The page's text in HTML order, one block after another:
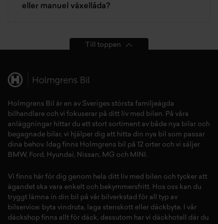
Fyra körlägen rwd: normal, eco, sport, individual
Intelligent adaptiv farthållare med stop & go
Isofix fästen på yttre platserna i baksätet
Komfortstolar med integrerade nackstöd
Laddlucka på passargerarsidan
Ljudsystem med 6 högtalare + soundbar
Nyckelfritt låssystem
Parkeringssensorer fram & bak med manövreringsbroms
eller manuel växellåda?
Till toppen
Holmgrens Bil är en av Sveriges största familjeägda
bilhandlare och vi fokuserar på ditt liv med bilen. På våra
anläggningar hittar du ett stort sortiment av både nya bilar och
begagnade bilar, vi hjälper dig att hitta din nya bil som passar
dina behov. Idag finns Holmgrens bil på 12 orter och vi säljer
BMW, Ford, Hyundai, Nissan , MG och MINI.
Vi finns här för dig genom hela ditt liv med bilen och tycker att
ägandet ska vara enkelt och bekymmersfritt. Hos oss kan du
tryggt lämna in din bil på vår bilverkstad för all typ av
bilservice: byta vindruta, laga stenskott eller däckbyte. I vår
däckshop finns allt för däck, dessutom har vi däckhotell där du